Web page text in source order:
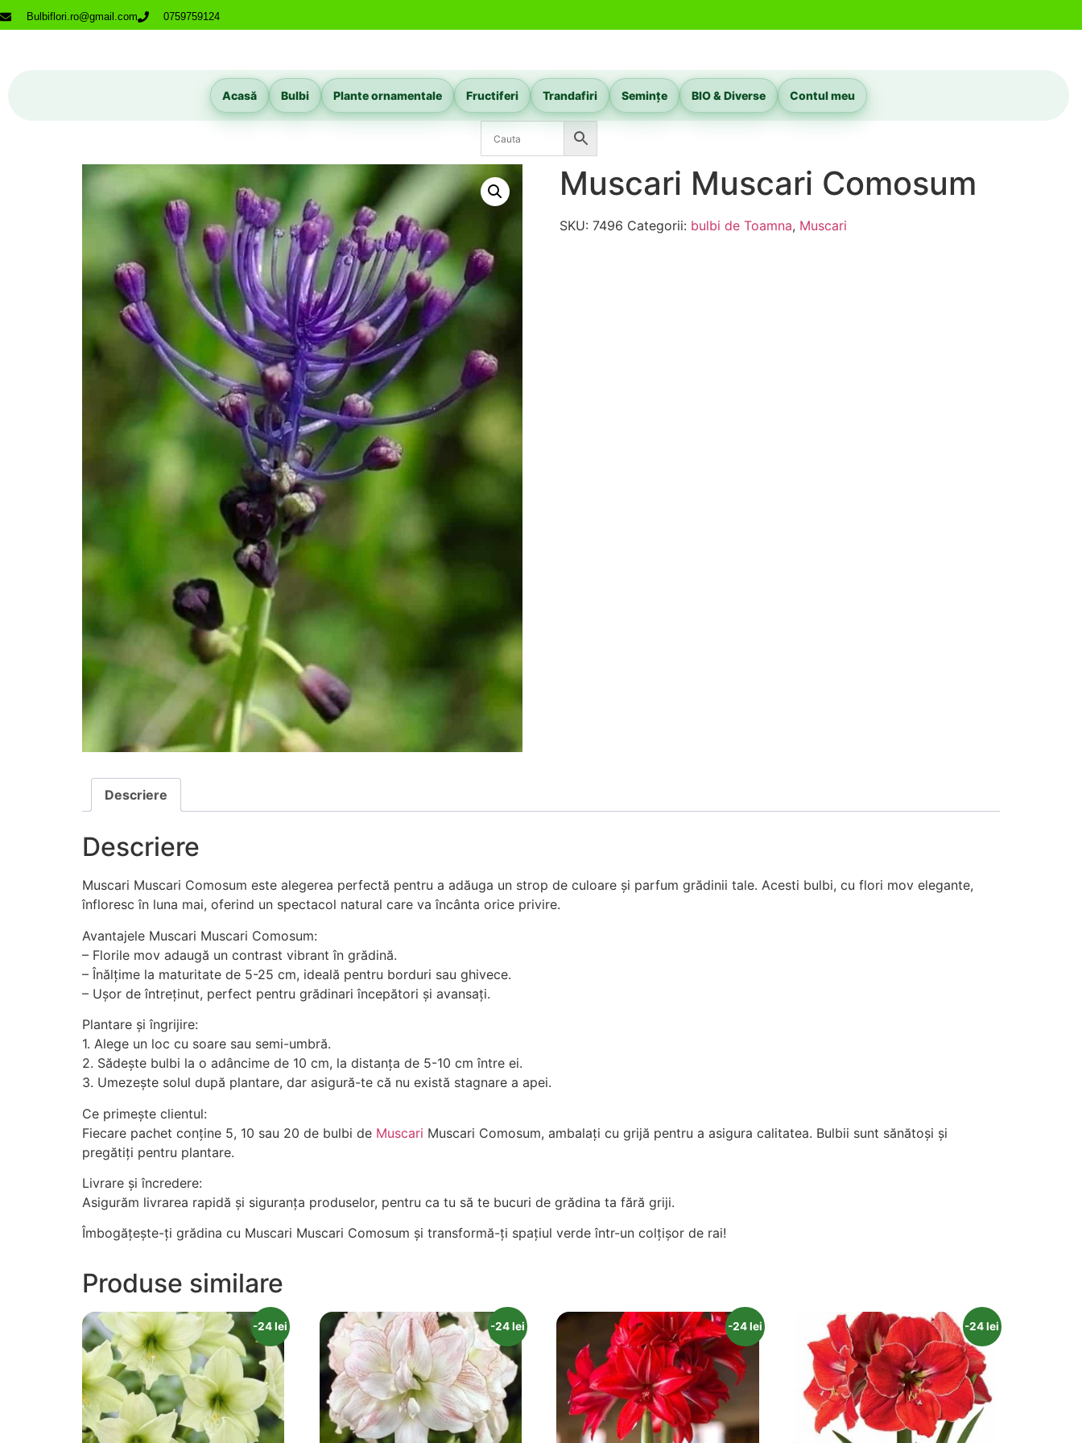
Bulbiflori.ro@gmail.com 0759759124
Acasă Bulbi Plante ornamentale Fructiferi Trandafiri Semințe BIO & Diverse Contul meu
Muscari Muscari Comosum
SKU: 7496 Categorii: bulbi de Toamna, Muscari
Descriere
Descriere
Muscari Muscari Comosum este alegerea perfectă pentru a adăuga un strop de culoare și parfum grădinii tale. Acesti bulbi, cu flori mov elegante,
înfloresc în luna mai, oferind un spectacol natural care va încânta orice privire.
Avantajele Muscari Muscari Comosum:
– Florile mov adaugă un contrast vibrant în grădină.
– Înălțime la maturitate de 5-25 cm, ideală pentru borduri sau ghivece.
– Ușor de întreținut, perfect pentru grădinari începători și avansați.
Plantare și îngrijire:
1. Alege un loc cu soare sau semi-umbră.
2. Sădește bulbi la o adâncime de 10 cm, la distanța de 5-10 cm între ei.
3. Umezește solul după plantare, dar asigură-te că nu există stagnare a apei.
Ce primește clientul:
Fiecare pachet conține 5, 10 sau 20 de bulbi de Muscari Muscari Comosum, ambalați cu grijă pentru a asigura calitatea. Bulbii sunt sănătoși și
pregătiți pentru plantare.
Livrare și încredere:
Asigurăm livrarea rapidă și siguranța produselor, pentru ca tu să te bucuri de grădina ta fără griji.
Îmbogățește-ți grădina cu Muscari Muscari Comosum și transformă-ți spațiul verde într-un colțișor de rai!
Produse similare
-24 lei -24 lei -24 lei -24 lei